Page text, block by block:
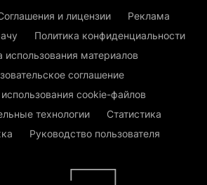
и лицензии
Реклама
Политика конфиденциальности
использования материалов
соглашение
cookie-файлов
технологии
Статистика
Руководство пользователя